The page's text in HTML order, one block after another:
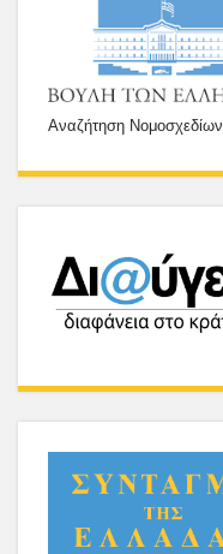
Αναζήτηση Νομοσχεδίων